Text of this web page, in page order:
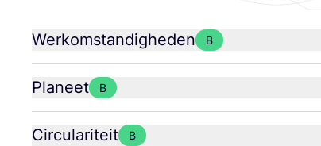
Werkomstandigheden B
Planeet B
Circulariteit B